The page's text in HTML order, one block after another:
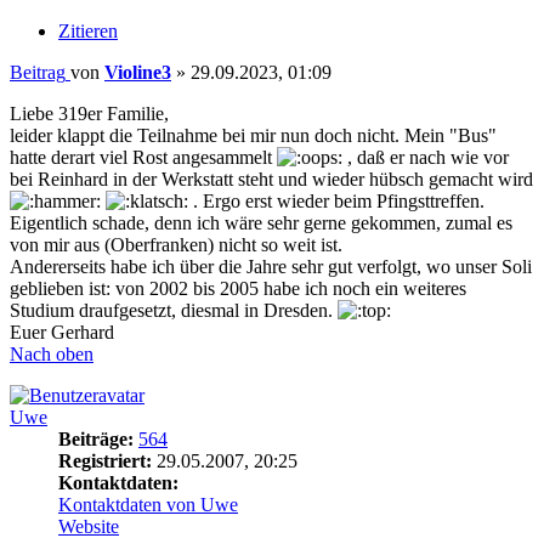
Zitieren
Beitrag von Violine3 » 29.09.2023, 01:09
Liebe 319er Familie,
leider klappt die Teilnahme bei mir nun doch nicht. Mein "Bus"
hatte derart viel Rost angesammelt
, daß er nach wie vor
bei Reinhard in der Werkstatt steht und wieder hübsch gemacht wird
. Ergo erst wieder beim Pfingsttreffen.
Eigentlich schade, denn ich wäre sehr gerne gekommen, zumal es
von mir aus (Oberfranken) nicht so weit ist.
Andererseits habe ich über die Jahre sehr gut verfolgt, wo unser Soli
geblieben ist: von 2002 bis 2005 habe ich noch ein weiteres
Studium draufgesetzt, diesmal in Dresden.
Euer Gerhard
Nach oben
Uwe
Beiträge: 564
Registriert: 29.05.2007, 20:25
Kontaktdaten:
Kontaktdaten von Uwe
Website